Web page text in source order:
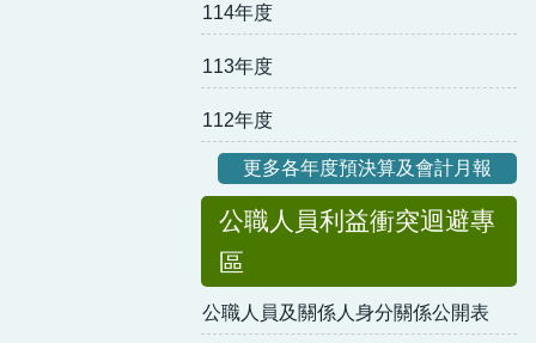
114年度
113年度
112年度
更多各年度預決算及會計月報
公職人員利益衝突迴避專
區
公職人員及關係人身分關係公開表